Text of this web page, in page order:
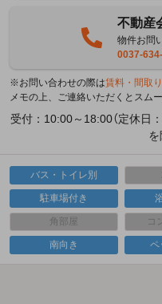
不動産
物件お問
0037-
※お問い合わせの際は賃料・間取
メモの上、ご連絡いただくとスムー
受付：10:00～18:00（定休日
を
バス・トイレ別
駐車場付き
角部屋 コ
南向き ペ